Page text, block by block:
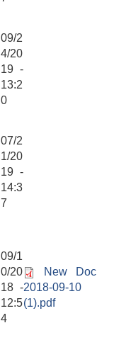
09/2
4/20
19 -
13:2
0
07/2
1/20
19 -
14:3
7
09/1
0/20
18 -
12:5
4
New Doc
2018-09-10
(1).pdf